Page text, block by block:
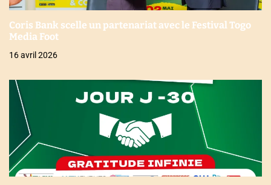
Coris Bank scelle un partenariat avec le Festival Togo
Media Foot
16 avril 2026